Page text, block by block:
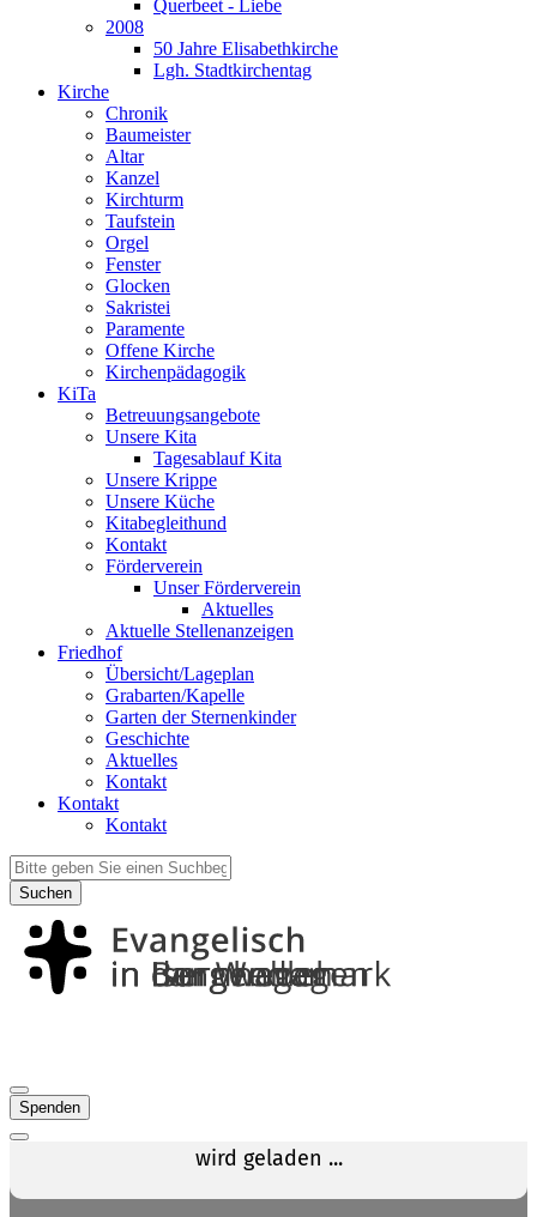
Querbeet - Liebe
2008
50 Jahre Elisabethkirche
Lgh. Stadtkirchentag
Kirche
Chronik
Baumeister
Altar
Kanzel
Kirchturm
Taufstein
Orgel
Fenster
Glocken
Sakristei
Paramente
Offene Kirche
Kirchenpädagogik
KiTa
Betreuungsangebote
Unsere Kita
Tagesablauf Kita
Unsere Krippe
Unsere Küche
Kitabegleithund
Kontakt
Förderverein
Unser Förderverein
Aktuelles
Aktuelle Stellenanzeigen
Friedhof
Übersicht/Lageplan
Grabarten/Kapelle
Garten der Sternenkinder
Geschichte
Aktuelles
Kontakt
Kontakt
Kontakt
Suchen
Spenden